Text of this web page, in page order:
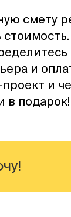
смету
и
и
в подарок!